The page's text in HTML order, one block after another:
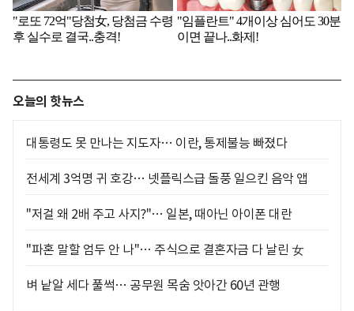
오늘의 핫뉴스
대통령도 못 만나는 지도자… 이란, 통제불능 빠졌다
전세계 3억명 귀 호강… 넷플릭스급 돌풍 일으킨 음악 앱
"저걸 왜 2배 주고 사지?"… 일본, 때아닌 아이폰 대란
"파혼 말할 엄두 안 나"… 주식으로 결혼자금 다 날린 女
벼 낱알 세다 풀썩… 공무원 목숨 앗아간 60년 관행